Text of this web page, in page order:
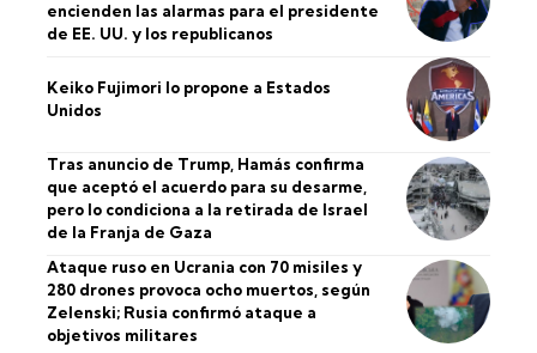
encienden las alarmas para el presidente
de EE. UU. y los republicanos
Keiko Fujimori lo propone a Estados
Unidos
Tras anuncio de Trump, Hamás confirma
que aceptó el acuerdo para su desarme,
pero lo condiciona a la retirada de Israel
de la Franja de Gaza
Ataque ruso en Ucrania con 70 misiles y
280 drones provoca ocho muertos, según
Zelenski; Rusia confirmó ataque a
objetivos militares